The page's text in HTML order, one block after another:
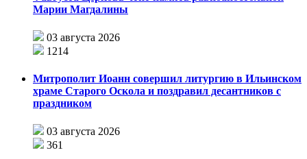
Марии Магдалины
03 августа 2026
1214
Митрополит Иоанн совершил литургию в Ильинском
храме Старого Оскола и поздравил десантников с
праздником
03 августа 2026
361